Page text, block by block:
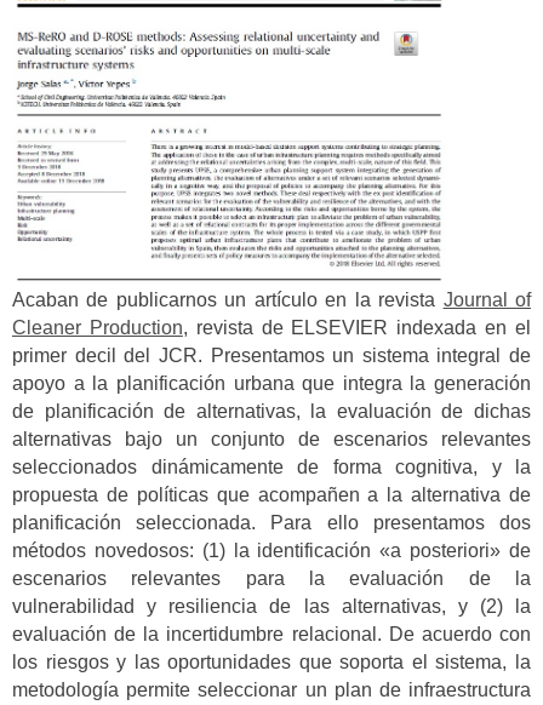
Acaban de publicarnos un artículo en la revista Journal of
Cleaner Production, revista de ELSEVIER indexada en el
primer decil del JCR. Presentamos un sistema integral de
apoyo a la planificación urbana que integra la generación
de planificación de alternativas, la evaluación de dichas
alternativas bajo un conjunto de escenarios relevantes
seleccionados dinámicamente de forma cognitiva, y la
propuesta de políticas que acompañen a la alternativa de
planificación seleccionada. Para ello presentamos dos
métodos novedosos: (1) la identificación «a posteriori» de
escenarios relevantes para la evaluación de la
vulnerabilidad y resiliencia de las alternativas, y (2) la
evaluación de la incertidumbre relacional. De acuerdo con
los riesgos y las oportunidades que soporta el sistema, la
metodología permite seleccionar un plan de infraestructura